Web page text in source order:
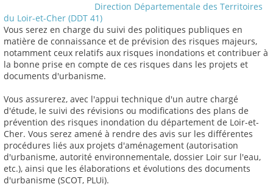
Direction Départementale des Territoires
du Loir-et-Cher (DDT 41)
Vous serez en charge du suivi des politiques publiques en
matière de connaissance et de prévision des risques majeurs,
notamment ceux relatifs aux risques inondations et contribuer à
la bonne prise en compte de ces risques dans les projets et
documents d'urbanisme.
Vous assurerez, avec l'appui technique d'un autre chargé
d'étude, le suivi des révisions ou modifications des plans de
prévention des risques inondation du département de Loir-et-
Cher. Vous serez amené à rendre des avis sur les différentes
procédures liés aux projets d'aménagement (autorisation
d'urbanisme, autorité environnementale, dossier Loir sur l'eau,
etc.), ainsi que les élaborations et évolutions des documents
d'urbanisme (SCOT, PLUi).